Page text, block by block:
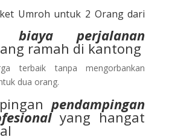
Umroh untuk 2 Orang dari
biaya perjalanan
ramah di kantong
terbaik tanpa mengorbankan
dua orang.
pendampingan
yang hangat